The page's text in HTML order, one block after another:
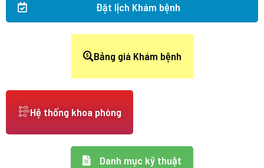
Đặt lịch Khám bệnh
Bảng giá Khám bệnh
Hệ thống khoa phòng
Danh mục kỹ thuật